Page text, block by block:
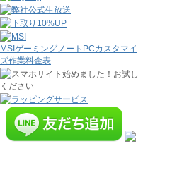
MSIゲーミングノートPCカスタマイ
ズ作業料金表